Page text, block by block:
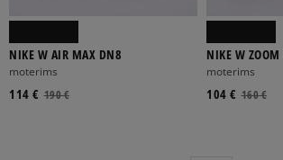
NIKE W AIR MAX DN8
moterims
190 €
114 €
NIKE W ZOOM
moterims
160 €
104 €